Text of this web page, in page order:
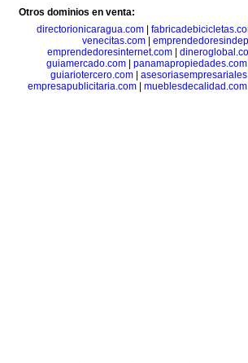
Otros dominios en venta:
directorionicaragua.com
venecitas.com|
emprendedoresinternet.com
guiamercado.com| panamapropiedades.com
guiariotercero.com|
empresapublicitaria.com| mueblesdecalidad.com